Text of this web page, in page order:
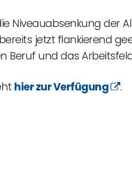
Niveauabsenkung der
jetzt flankierend
Beruf und das
hier zur Verfügung .